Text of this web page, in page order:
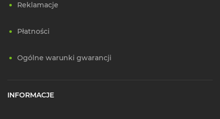
Reklamacje
Płatności
Ogólne warunki gwarancji
INFORMACJE